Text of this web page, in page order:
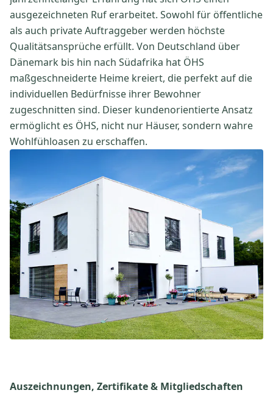
ausgezeichneten Ruf erarbeitet. Sowohl für öffentliche
als auch private Auftraggeber werden höchste
Qualitätsansprüche erfüllt. Von Deutschland über
Dänemark bis hin nach Südafrika hat ÖHS
maßgeschneiderte Heime kreiert, die perfekt auf die
individuellen Bedürfnisse ihrer Bewohner
zugeschnitten sind. Dieser kundenorientierte Ansatz
ermöglicht es ÖHS, nicht nur Häuser, sondern wahre
Wohlfühloasen zu erschaffen.
Auszeichnungen, Zertifikate & Mitgliedschaften